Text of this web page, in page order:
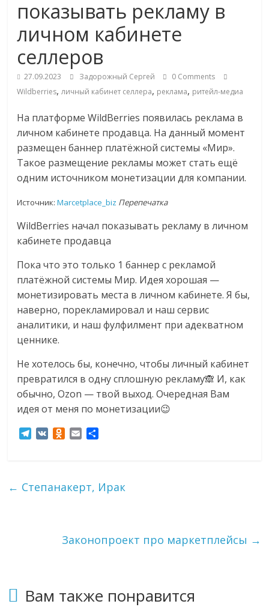
Commerce,
омниканальном
ритейле,
логистике,
технологиях,
соцсетях
об
онлайн-
сервисах
для
Commerce,
ритейле,
логистике,
технологиях,
соцсетях.
Нам
важно,
как
знать
как
жизнь
читателем.
показывать рекламу в
личном кабинете
селлеров
27.09.2023 Задорожный Сергей
0 Comments
Wildberries,личный кабинет селлера, реклама, ритейл-медиа
На платформе WildBerries появилась реклама в
личном кабинете продавца. На данный момент
размещен баннер платёжной системы «Мир».
Такое размещение рекламы может стать ещё
одним источником монетизации для компании.
Источник:Marcetplace_biz Перепечатка
WildBerries начал показывать рекламу в личном
кабинете продавца
Пока что это только 1 баннер с рекламой
платёжной системы Мир. Идея хорошая —
монетизировать места в личном кабинете. Я бы,
наверно, порекламировал и наш сервис
аналитики, и наш фулфилмент при адекватном
ценнике.
Не хотелось бы, конечно, чтобы личный кабинет
превратился в одну сплошную рекламу🙈 И, как
обычно, Ozon — твой выход. Очередная Вам
идея от меня по монетизации😉
T
r
O
l
n
а
в
← Степанакерт, Ирак
Законопроект про маркетплейсы →
Вам также понравится